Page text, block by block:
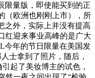
限量版，即使能买到的正
（欧洲也刚刚上市），所
之外，实际上并没有提高
红迎来事业高峰的是广大
今年的节日限量在美国发
士拿到了照片，随后，
起了美妆博主的试色，